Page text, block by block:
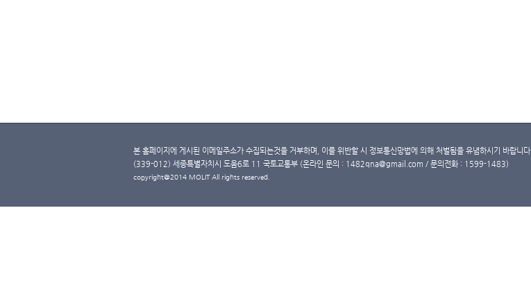
본 홈페이지에 게시된 이메일주소가 수집되는것을 거부하며, 이를 위반할 시 정보통신망법에 의해 처벌됨을 유념하시기 바랍니다.
(339-012) 세종특별자치시 도움6로 11 국토교통부 (온라인 문의 : 1482qna@gmail.com / 문의전화 : 1599-1483)
copyright@2014 MOLIT All rights reserved.